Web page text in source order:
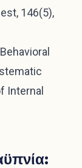
146(5),
Internal